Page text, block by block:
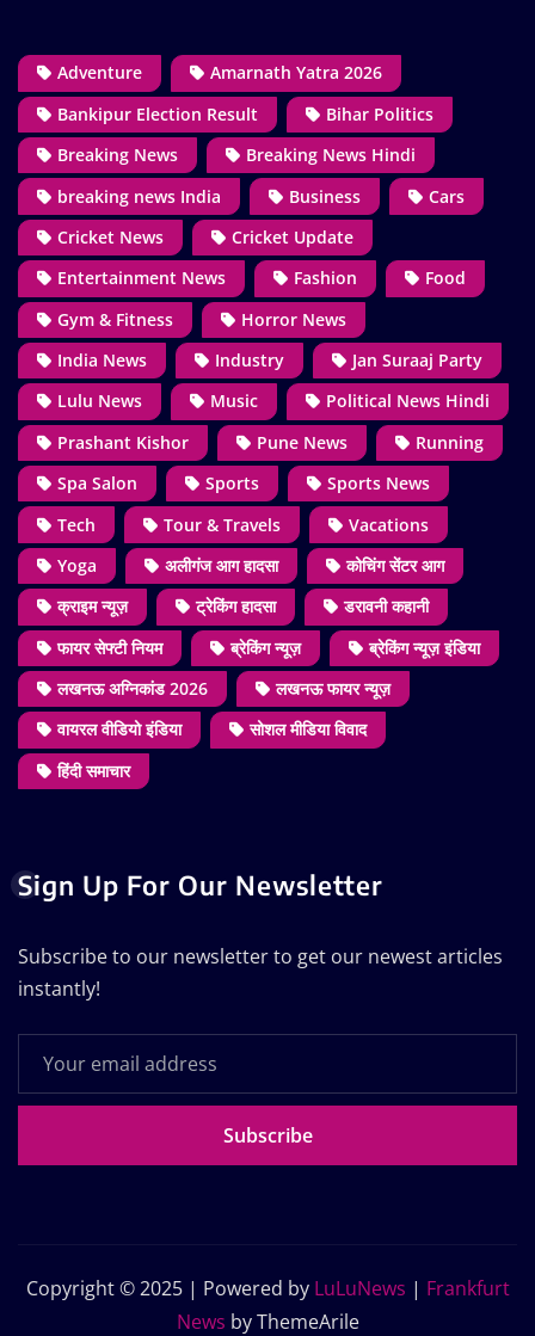
Adventure
Amarnath Yatra 2026
Bankipur Election Result
Bihar Politics
Breaking News
Breaking News Hindi
breaking news India
Business
Cars
Cricket News
Cricket Update
Entertainment News
Fashion
Food
Gym & Fitness
Horror News
India News
Industry
Jan Suraaj Party
Lulu News
Music
Political News Hindi
Prashant Kishor
Pune News
Running
Spa Salon
Sports
Sports News
Tech
Tour & Travels
Vacations
Yoga
अलीगंज आग हादसा
कोचिंग सेंटर आग
क्राइम न्यूज़
ट्रेकिंग हादसा
डरावनी कहानी
फायर सेफ्टी नियम
ब्रेकिंग न्यूज़
ब्रेकिंग न्यूज़ इंडिया
लखनऊ अग्निकांड 2026
लखनऊ फायर न्यूज़
वायरल वीडियो इंडिया
सोशल मीडिया विवाद
हिंदी समाचार
Sign Up For Our Newsletter
Subscribe to our newsletter to get our newest articles
instantly!
Subscribe
Copyright © 2025 | Powered by LuLuNews | Frankfurt
News by ThemeArile